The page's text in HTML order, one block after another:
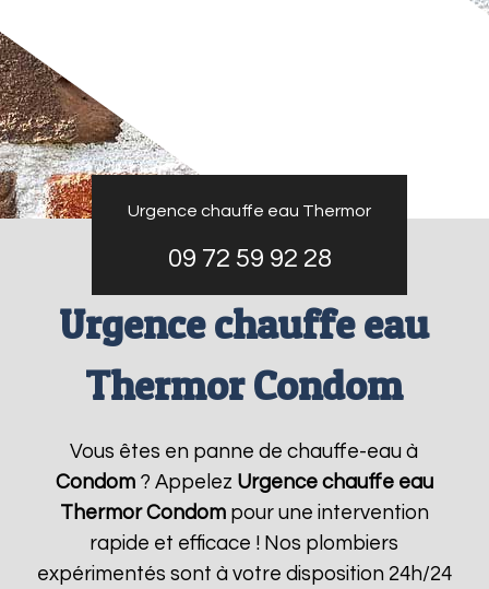
Urgence chauffe eau Thermor
09 72 59 92 28
Urgence chauffe eau
Thermor Condom
Vous êtes en panne de chauffe-eau à
Condom? Appelez Urgence chauffe eau
Thermor Condompour une intervention
rapide et efficace ! Nos plombiers
expérimentés sont à votre disposition 24h/24